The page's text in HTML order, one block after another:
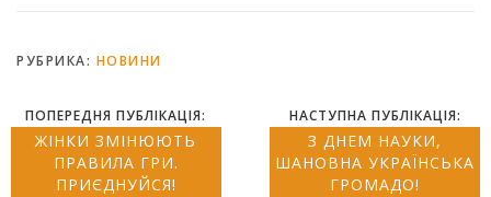
РУБРИКА: НОВИНИ
ПОПЕРЕДНЯ ПУБЛІКАЦІЯ:
ЖІНКИ ЗМІНЮЮТЬ
ПРАВИЛА ГРИ.
ПРИЄДНУЙСЯ!
НАСТУПНА ПУБЛІКАЦІЯ:
З ДНЕМ НАУКИ,
ШАНОВНА УКРАЇНСЬКА
ГРОМАДО!